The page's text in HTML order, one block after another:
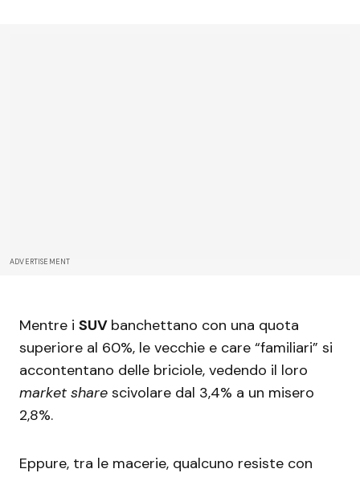
ADVERTISEMENT
Mentre i SUV banchettano con una quota
superiore al 60%, le vecchie e care “familiari” si
accontentano delle briciole, vedendo il loro
market share scivolare dal 3,4% a un misero
2,8%.
Eppure, tra le macerie, qualcuno resiste con